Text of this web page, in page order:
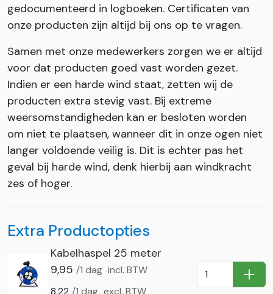
gedocumenteerd in logboeken. Certificaten van
onze producten zijn altijd bij ons op te vragen.
Samen met onze medewerkers zorgen we er altijd
voor dat producten goed vast worden gezet.
Indien er een harde wind staat, zetten wij de
producten extra stevig vast. Bij extreme
weersomstandigheden kan er besloten worden
om niet te plaatsen, wanneer dit in onze ogen niet
langer voldoende veilig is. Dit is echter pas het
geval bij harde wind, denk hierbij aan windkracht
zes of hoger.
Extra Productopties
Kabelhaspel 25 meter
9,95 /1 dag incl. BTW
8,22 /1 dag excl. BTW
In